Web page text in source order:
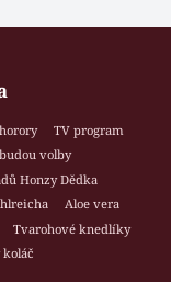
TV program
volby
Honzy Dědka
Aloe vera
Tvarohové knedlíky